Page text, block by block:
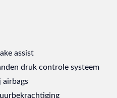
assist
druk controle systeem
airbags